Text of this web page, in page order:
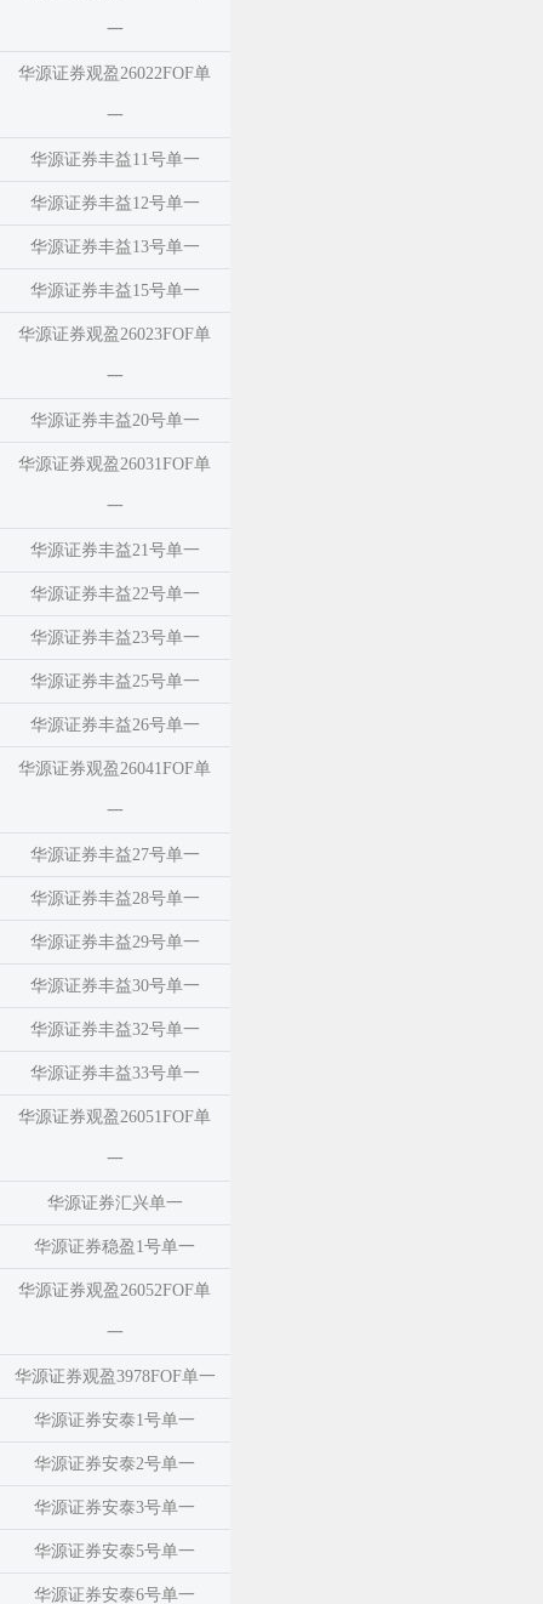
一
华源证券观盈26022FOF单
一
华源证券丰益11号单一
华源证券丰益12号单一
华源证券丰益13号单一
华源证券丰益15号单一
华源证券观盈26023FOF单
一
华源证券丰益20号单一
华源证券观盈26031FOF单
一
华源证券丰益21号单一
华源证券丰益22号单一
华源证券丰益23号单一
华源证券丰益25号单一
华源证券丰益26号单一
华源证券观盈26041FOF单
一
华源证券丰益27号单一
华源证券丰益28号单一
华源证券丰益29号单一
华源证券丰益30号单一
华源证券丰益32号单一
华源证券丰益33号单一
华源证券观盈26051FOF单
一
华源证券汇兴单一
华源证券稳盈1号单一
华源证券观盈26052FOF单
一
华源证券观盈3978FOF单一
华源证券安泰1号单一
华源证券安泰2号单一
华源证券安泰3号单一
华源证券安泰5号单一
华源证券安泰6号单一